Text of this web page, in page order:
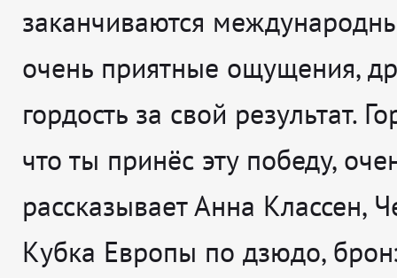
заканчиваются
очень приятные ощущения,
гордость за свой результат.
что ты принёс эту победу,
рассказываетАнна Классен,
Кубка Европы по дзюдо,